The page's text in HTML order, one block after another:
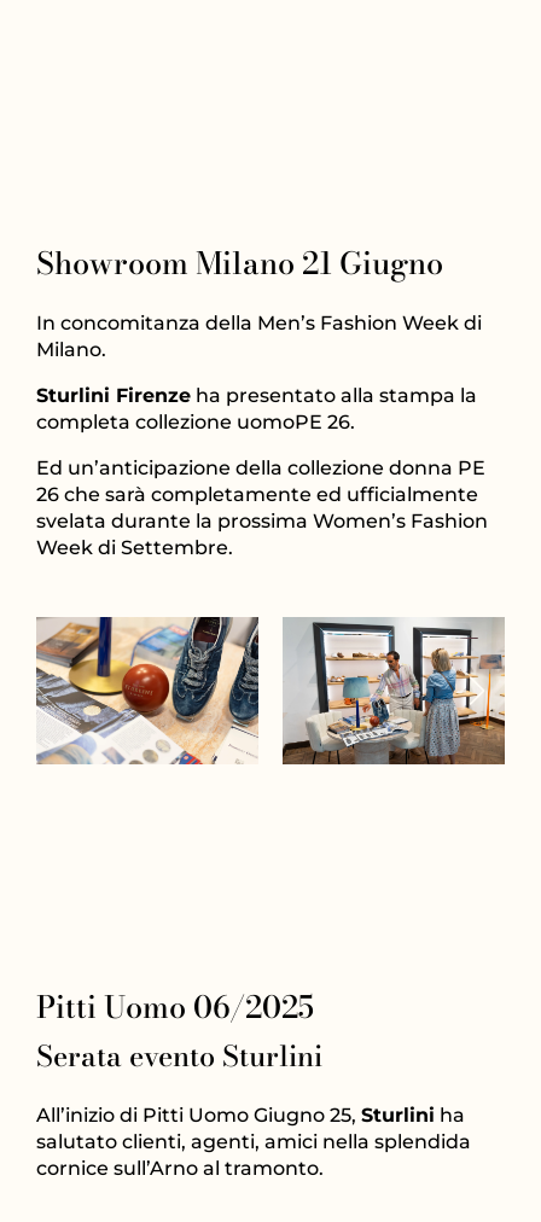
Showroom Milano 21 Giugno
In concomitanza della Men’s Fashion Week di
Milano.
Sturlini Firenze ha presentato alla stampa la
completa collezione uomoPE 26.
Ed un’anticipazione della collezione donna PE
26 che sarà completamente ed ufficialmente
svelata durante la prossima Women’s Fashion
Week di Settembre.
Pitti Uomo 06/2025
Serata evento Sturlini
All’inizio di Pitti Uomo Giugno 25, Sturlini ha
salutato clienti, agenti, amici nella splendida
cornice sull’Arno al tramonto.